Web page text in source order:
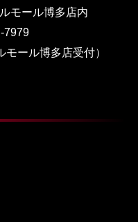
モール博多店内
7979
モール博多店受付）